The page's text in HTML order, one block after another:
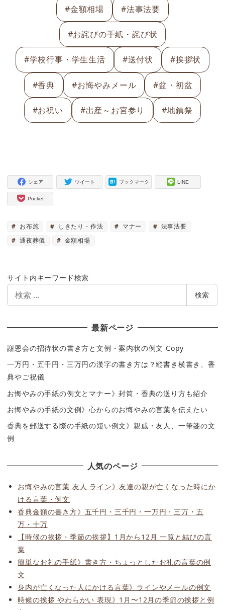
#金額相場 #法事法要
#お詫びの手紙・詫び状
#学校行事・学生生活 #送付状 #挨拶状
#香典 #お悔やみメール #盆・初盆
#お祝い #出産～お宮参り #地鎮祭
シェア ツイート ブックマーク LINE
Pocket
お布施 しきたり・作法 マナー
法事法要
通夜葬儀
金額相場
サイト内キーワード検索
索
検索
最新ページ
謝恩会の招待状の書き方と文例・案内状の例文 Copy
一万円・五千円・三万円の漢字の書き方は？縦書き横書き、香
典やご祝儀
お悔やみの手紙の例文とマナー》封筒・香典の送り方も紹介
お悔やみの手紙の文例》心からのお悔やみの言葉を伝えたい
香典を郵送する際の手紙の短い例文》親戚・友人、一筆箋の文
例
人気のページ
お悔やみの言葉 友人 ライン》友達の親が亡くなった時にか
ける言葉・例文
香典金額の書き方》五千円・三千円・一万円・三万・五
万・十万
【時候の挨拶・季節の挨拶】1月から12月 一覧と結びの言
葉
簡単なお礼の手紙》書き方・ちょっとしたお礼の言葉の例
文
身内が亡くなった人にかける言葉》ラインやメールの例文
時候の挨拶 やわらかい 表現》1月〜12月の季節の挨拶と例